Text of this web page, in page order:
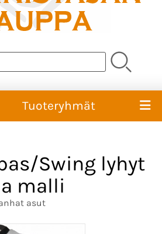
Tuoteryhmät
Swing lyhyt
malli
asut